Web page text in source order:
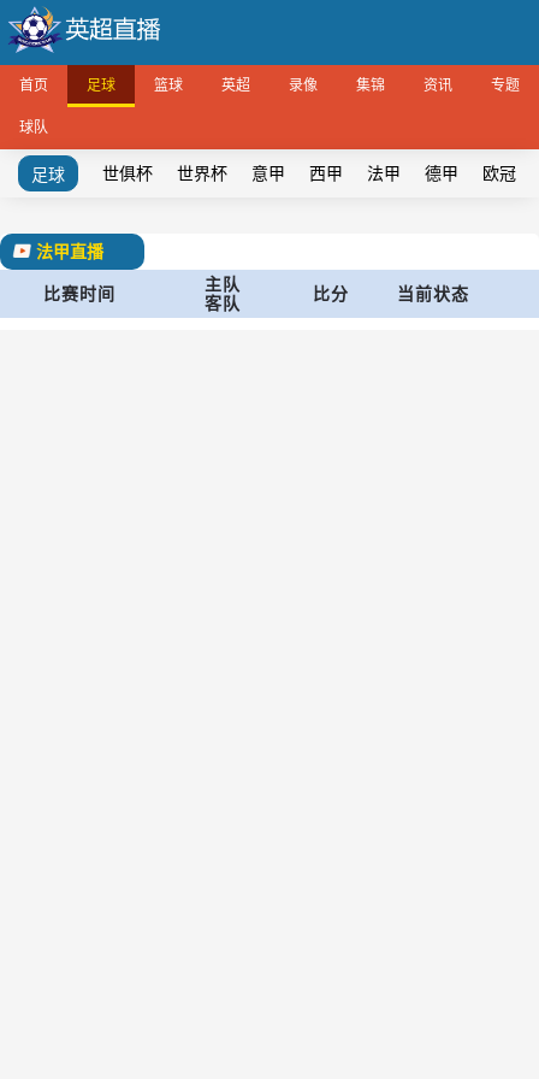
首页 足球 篮球 英超 录像 集锦 资讯 专题
球队
足球 世俱杯 世界杯 意甲 西甲 法甲 德甲 欧冠
法甲直播
比赛时间 主队 比分
客队 当前状态